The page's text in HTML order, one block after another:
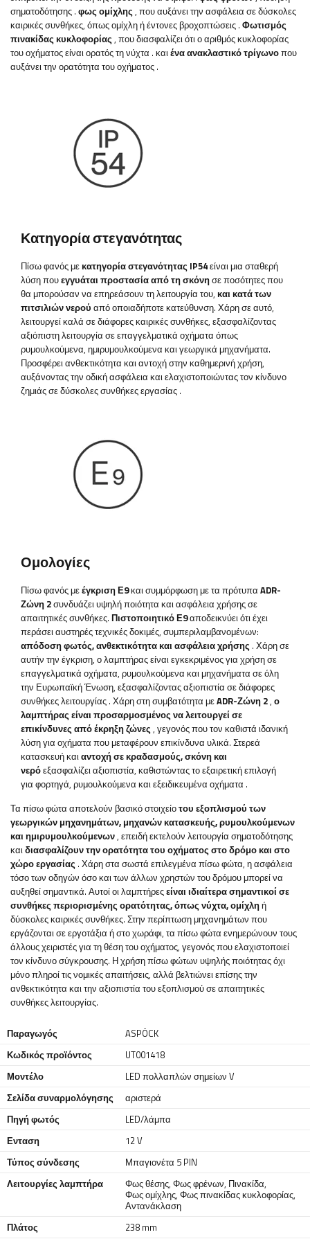
σηματοδότησης . φως ομίχλης, που αυξάνει την ασφάλεια σε δύσκολες
καιρικές συνθήκες, όπως ομίχλη ή έντονες βροχοπτώσεις . Φωτισμός
πινακίδας κυκλοφορίας, που διασφαλίζει ότι ο αριθμός κυκλοφορίας
του οχήματος είναι ορατός τη νύχτα . καιένα ανακλαστικό τρίγωνοπου
αυξάνει την ορατότητα του οχήματος .
Κατηγορία στεγανότητας
Πίσω φανός με κατηγορία στεγανότητας IP54είναι μια σταθερή
λύση πουεγγυάται προστασία από τη σκόνησε ποσότητες που
θα μπορούσαν να επηρεάσουν τη λειτουργία του, και κατά των
πιτσιλιών νερού από οποιαδήποτε κατεύθυνση. Χάρη σε αυτό,
λειτουργεί καλά σε διάφορες καιρικές συνθήκες, εξασφαλίζοντας
αξιόπιστη λειτουργία σε επαγγελματικά οχήματα όπως
ρυμουλκούμενα, ημιρυμουλκούμενα και γεωργικά μηχανήματα.
Προσφέρει ανθεκτικότητα και αντοχή στην καθημερινή χρήση,
αυξάνοντας την οδική ασφάλεια και ελαχιστοποιώντας τον κίνδυνο
ζημιάς σε δύσκολες συνθήκες εργασίας .
Ομολογίες
Πίσω φανός μεέγκριση Ε9και συμμόρφωση με τα πρότυπα ADR-
Ζώνη 2συνδυάζει υψηλή ποιότητα και ασφάλεια χρήσης σε
απαιτητικές συνθήκες. Πιστοποιητικό Ε9αποδεικνύει ότι έχει
περάσει αυστηρές τεχνικές δοκιμές, συμπεριλαμβανομένων:
απόδοση φωτός, ανθεκτικότητα και ασφάλεια χρήσης . Χάρη σε
αυτήν την έγκριση, ο λαμπτήρας είναι εγκεκριμένος για χρήση σε
επαγγελματικά οχήματα, ρυμουλκούμενα και μηχανήματα σε όλη
την Ευρωπαϊκή Ένωση, εξασφαλίζοντας αξιοπιστία σε διάφορες
συνθήκες λειτουργίας . Χάρη στη συμβατότητα μεADR-Ζώνη 2, ο
λαμπτήρας είναι προσαρμοσμένος να λειτουργεί σε
επικίνδυνες από έκρηξη ζώνες, γεγονός που τον καθιστά ιδανική
λύση για οχήματα που μεταφέρουν επικίνδυνα υλικά. Στερεά
κατασκευή καιαντοχή σε κραδασμούς, σκόνη και
νερόεξασφαλίζει αξιοπιστία, καθιστώντας το εξαιρετική επιλογή
για φορτηγά, ρυμουλκούμενα και εξειδικευμένα οχήματα .
Τα πίσω φώτα αποτελούν βασικό στοιχείοτου εξοπλισμού των
γεωργικών μηχανημάτων, μηχανών κατασκευής, ρυμουλκούμενων
και ημιρυμουλκούμενων, επειδή εκτελούν λειτουργία σηματοδότησης
καιδιασφαλίζουν την ορατότητα του οχήματος στο δρόμο και στο
χώρο εργασίας . Χάρη στα σωστά επιλεγμένα πίσω φώτα, η ασφάλεια
τόσο των οδηγών όσο και των άλλων χρηστών του δρόμου μπορεί να
αυξηθεί σημαντικά. Αυτοί οι λαμπτήρεςείναι ιδιαίτερα σημαντικοί σε
συνθήκες περιορισμένης ορατότητας, όπως νύχτα, ομίχληή
δύσκολες καιρικές συνθήκες. Στην περίπτωση μηχανημάτων που
εργάζονται σε εργοτάξια ή στο χωράφι, τα πίσω φώτα ενημερώνουν τους
άλλους χειριστές για τη θέση του οχήματος, γεγονός που ελαχιστοποιεί
τον κίνδυνο σύγκρουσης. Η χρήση πίσω φώτων υψηλής ποιότητας όχι
μόνο πληροί τις νομικές απαιτήσεις, αλλά βελτιώνει επίσης την
ανθεκτικότητα και την αξιοπιστία του εξοπλισμού σε απαιτητικές
συνθήκες λειτουργίας.
Παραγωγός
ASPÖCK
Κωδικός προϊόντος
UT001418
Μοντέλο
LED πολλαπλών σημείων V
Σελίδα συναρμολόγησης
αριστερά
Πηγή φωτός
LED/λάμπα
Ενταση
12 V
Τύπος σύνδεσης
Μπαγιονέτα 5 PIN
Λειτουργίες λαμπτήρα
Φως θέσης,Φως φρένων, Πινακίδα,
Φως ομίχλης,Φως πινακίδας κυκλοφορίας,
Αντανάκλαση
Πλάτος
238 mm